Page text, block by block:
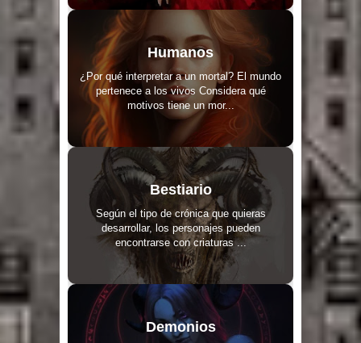
Humanos
¿Por qué interpretar a un mortal? El mundo
pertenece a los vivos Considera qué
motivos tiene un mor...
Bestiario
Según el tipo de crónica que quieras
desarrollar, los personajes pueden
encontrarse con criaturas ...
Demonios